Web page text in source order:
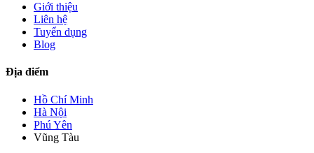
Giới thiệu
Liên hệ
Tuyển dụng
Blog
Địa điểm
Hồ Chí Minh
Hà Nội
Phú Yên
Vũng Tàu